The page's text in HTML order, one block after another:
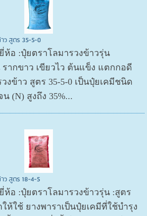
ว สูตร 35-5-0
ยี่ห้อ :ปุ๋ยตราโลมารวงข้าวรุ่น
รากขาว เขียวไว ต้นแข็ง แตกกอดี
งข้าว สูตร 35-5-0 เป็นปุ๋ยเคมีชนิด
(N) สูงถึง 35%...
ว สูตร 18-4-5
ยี่ห้อ :ปุ๋ยตราโลมารวงข้าวรุ่น :สูตร
ห้ใช้ ยางพาราเป็นปุ๋ยเคมีที่ใช้บำรุง